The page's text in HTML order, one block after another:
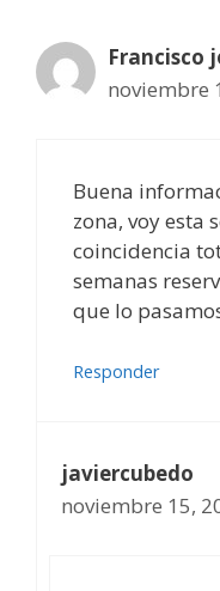
Francisco
noviembre
Buena
zona, voy esta
coincidencia
semanas
que lo
Responder
javiercubedo
noviembre 15,